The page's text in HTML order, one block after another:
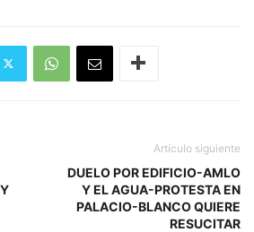
Artículo siguiente
DUELO POR EDIFICIO-AMLO
Y EL AGUA-PROTESTA EN
PALACIO-BLANCO QUIERE
RESUCITAR